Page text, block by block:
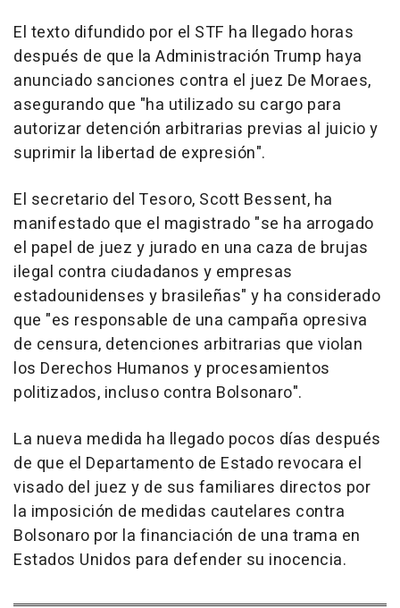
El texto difundido por el STF ha llegado horas
después de que la Administración Trump haya
anunciado sanciones contra el juez De Moraes,
asegurando que "ha utilizado su cargo para
autorizar detención arbitrarias previas al juicio y
suprimir la libertad de expresión".
El secretario del Tesoro, Scott Bessent, ha
manifestado que el magistrado "se ha arrogado
el papel de juez y jurado en una caza de brujas
ilegal contra ciudadanos y empresas
estadounidenses y brasileñas" y ha considerado
que "es responsable de una campaña opresiva
de censura, detenciones arbitrarias que violan
los Derechos Humanos y procesamientos
politizados, incluso contra Bolsonaro".
La nueva medida ha llegado pocos días después
de que el Departamento de Estado revocara el
visado del juez y de sus familiares directos por
la imposición de medidas cautelares contra
Bolsonaro por la financiación de una trama en
Estados Unidos para defender su inocencia.